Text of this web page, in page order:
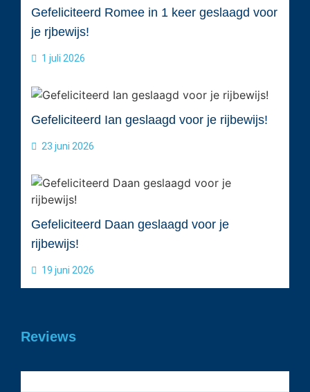
Gefeliciteerd Romee in 1 keer geslaagd voor
je rjbewijs!
1 juli 2026
Gefeliciteerd Ian geslaagd voor je rijbewijs!
23 juni 2026
Gefeliciteerd Daan geslaagd voor je
rijbewijs!
19 juni 2026
Reviews